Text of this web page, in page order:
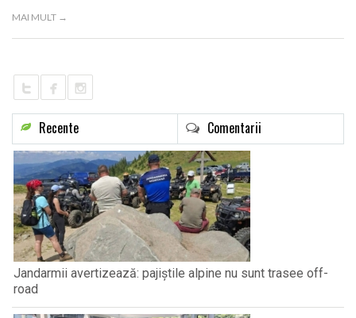
POLITIC
MAI MULT →
Recente Comentarii
Jandarmii avertizează: pajiștile alpine nu sunt trasee off-
road